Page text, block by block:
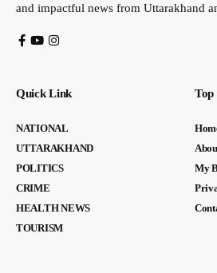
and impactful news from Uttarakhand
Quick Link
NATIONAL
UTTARAKHAND
POLITICS
CRIME
HEALTH NEWS
TOURISM
Top
My